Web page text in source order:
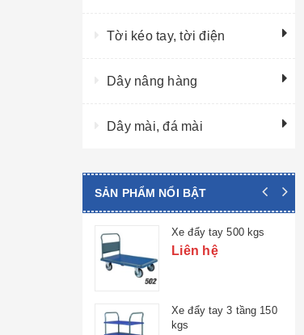
Tời kéo tay, tời điện
Dây nâng hàng
Dây mài, đá mài
SẢN PHẨM NỔI BẬT
Xe đẩy tay 500 kgs
Liên hệ
Xe đẩy tay 3 tầng 150
kgs